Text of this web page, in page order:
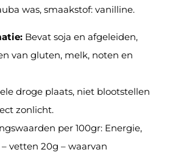
was, smaakstof: vanilline.
Bevat soja en afgeleiden,
van gluten, melk, noten en
droge plaats, niet blootstellen
zonlicht.
per 100gr: Energie,
vetten 20g – waarvan